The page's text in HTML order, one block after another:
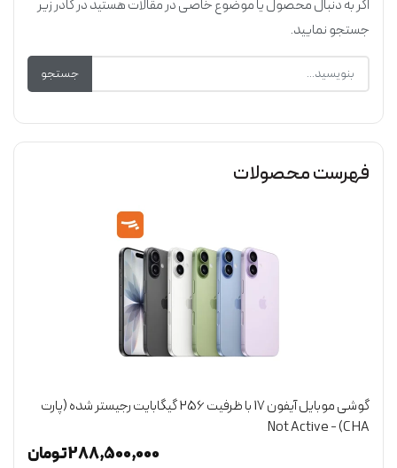
اگر به دنبال محصول یا موضوع خاصی در مقالات هستید در کادر زیر
جستجو نمایید.
جستجو
فهرست محصولات
گوشی موبایل آیفون 17 با ظرفیت 256 گیگابایت رجیستر شده (پارت
CHA) - Not Active
288,500,000تومان